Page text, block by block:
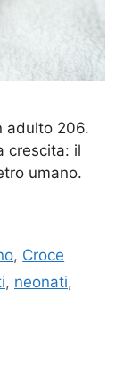
adulto 206.
crescita: il
umano.
, Croce
, neonati,